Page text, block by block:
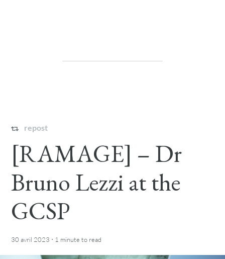
repost
[RAMAGE] – Dr
Bruno Lezzi at the
GCSP
30 avril 2023 · 1 minute to read